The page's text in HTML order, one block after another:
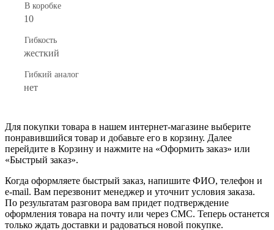
В коробке
10
Гибкость
жесткий
Гибкий аналог
нет
Для покупки товара в нашем интернет-магазине выберите
понравившийся товар и добавьте его в корзину. Далее
перейдите в Корзину и нажмите на «Оформить заказ» или
«Быстрый заказ».
Когда оформляете быстрый заказ, напишите ФИО, телефон и
e-mail. Вам перезвонит менеджер и уточнит условия заказа.
По результатам разговора вам придет подтверждение
оформления товара на почту или через СМС. Теперь останется
только ждать доставки и радоваться новой покупке.